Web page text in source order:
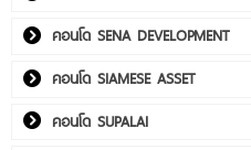
คอนโด SENA DEVELOPMENT
คอนโด SIAMESE ASSET
คอนโด SUPALAI